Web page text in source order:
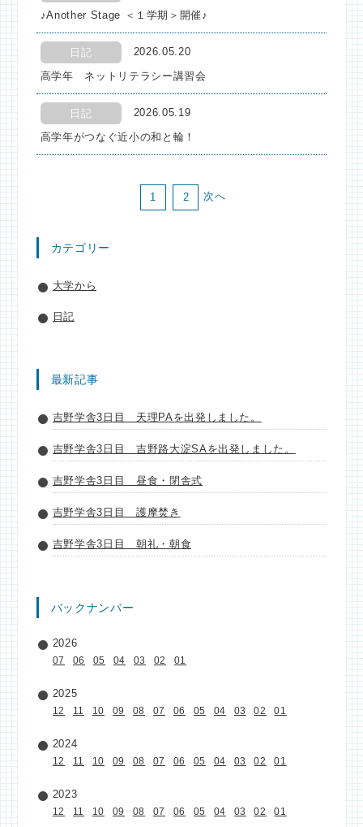
♪Another Stage ＜１学期＞開催♪
日記 2026.05.20
高学年 ネットリテラシー講習会
日記 2026.05.19
高学年がつなぐ近小の和と輪！
1 2 次へ
カテゴリー
大学から
日記
最新記事
吉野学舎3日目 天理PAを出発しました。
吉野学舎3日目 吉野路大淀SAを出発しました。
吉野学舎3日目 昼食・閉舎式
吉野学舎3日目 護摩焚き
吉野学舎3日目 朝礼・朝食
バックナンバー
2026
07 06 05 04 03 02 01
2025
12 11 10 09 08 07 06 05 04 03 02 01
2024
12 11 10 09 08 07 06 05 04 03 02 01
2023
12 11 10 09 08 07 06 05 04 03 02 01